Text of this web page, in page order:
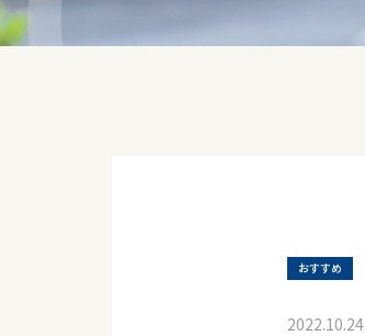
おすすめ
2022.10.24